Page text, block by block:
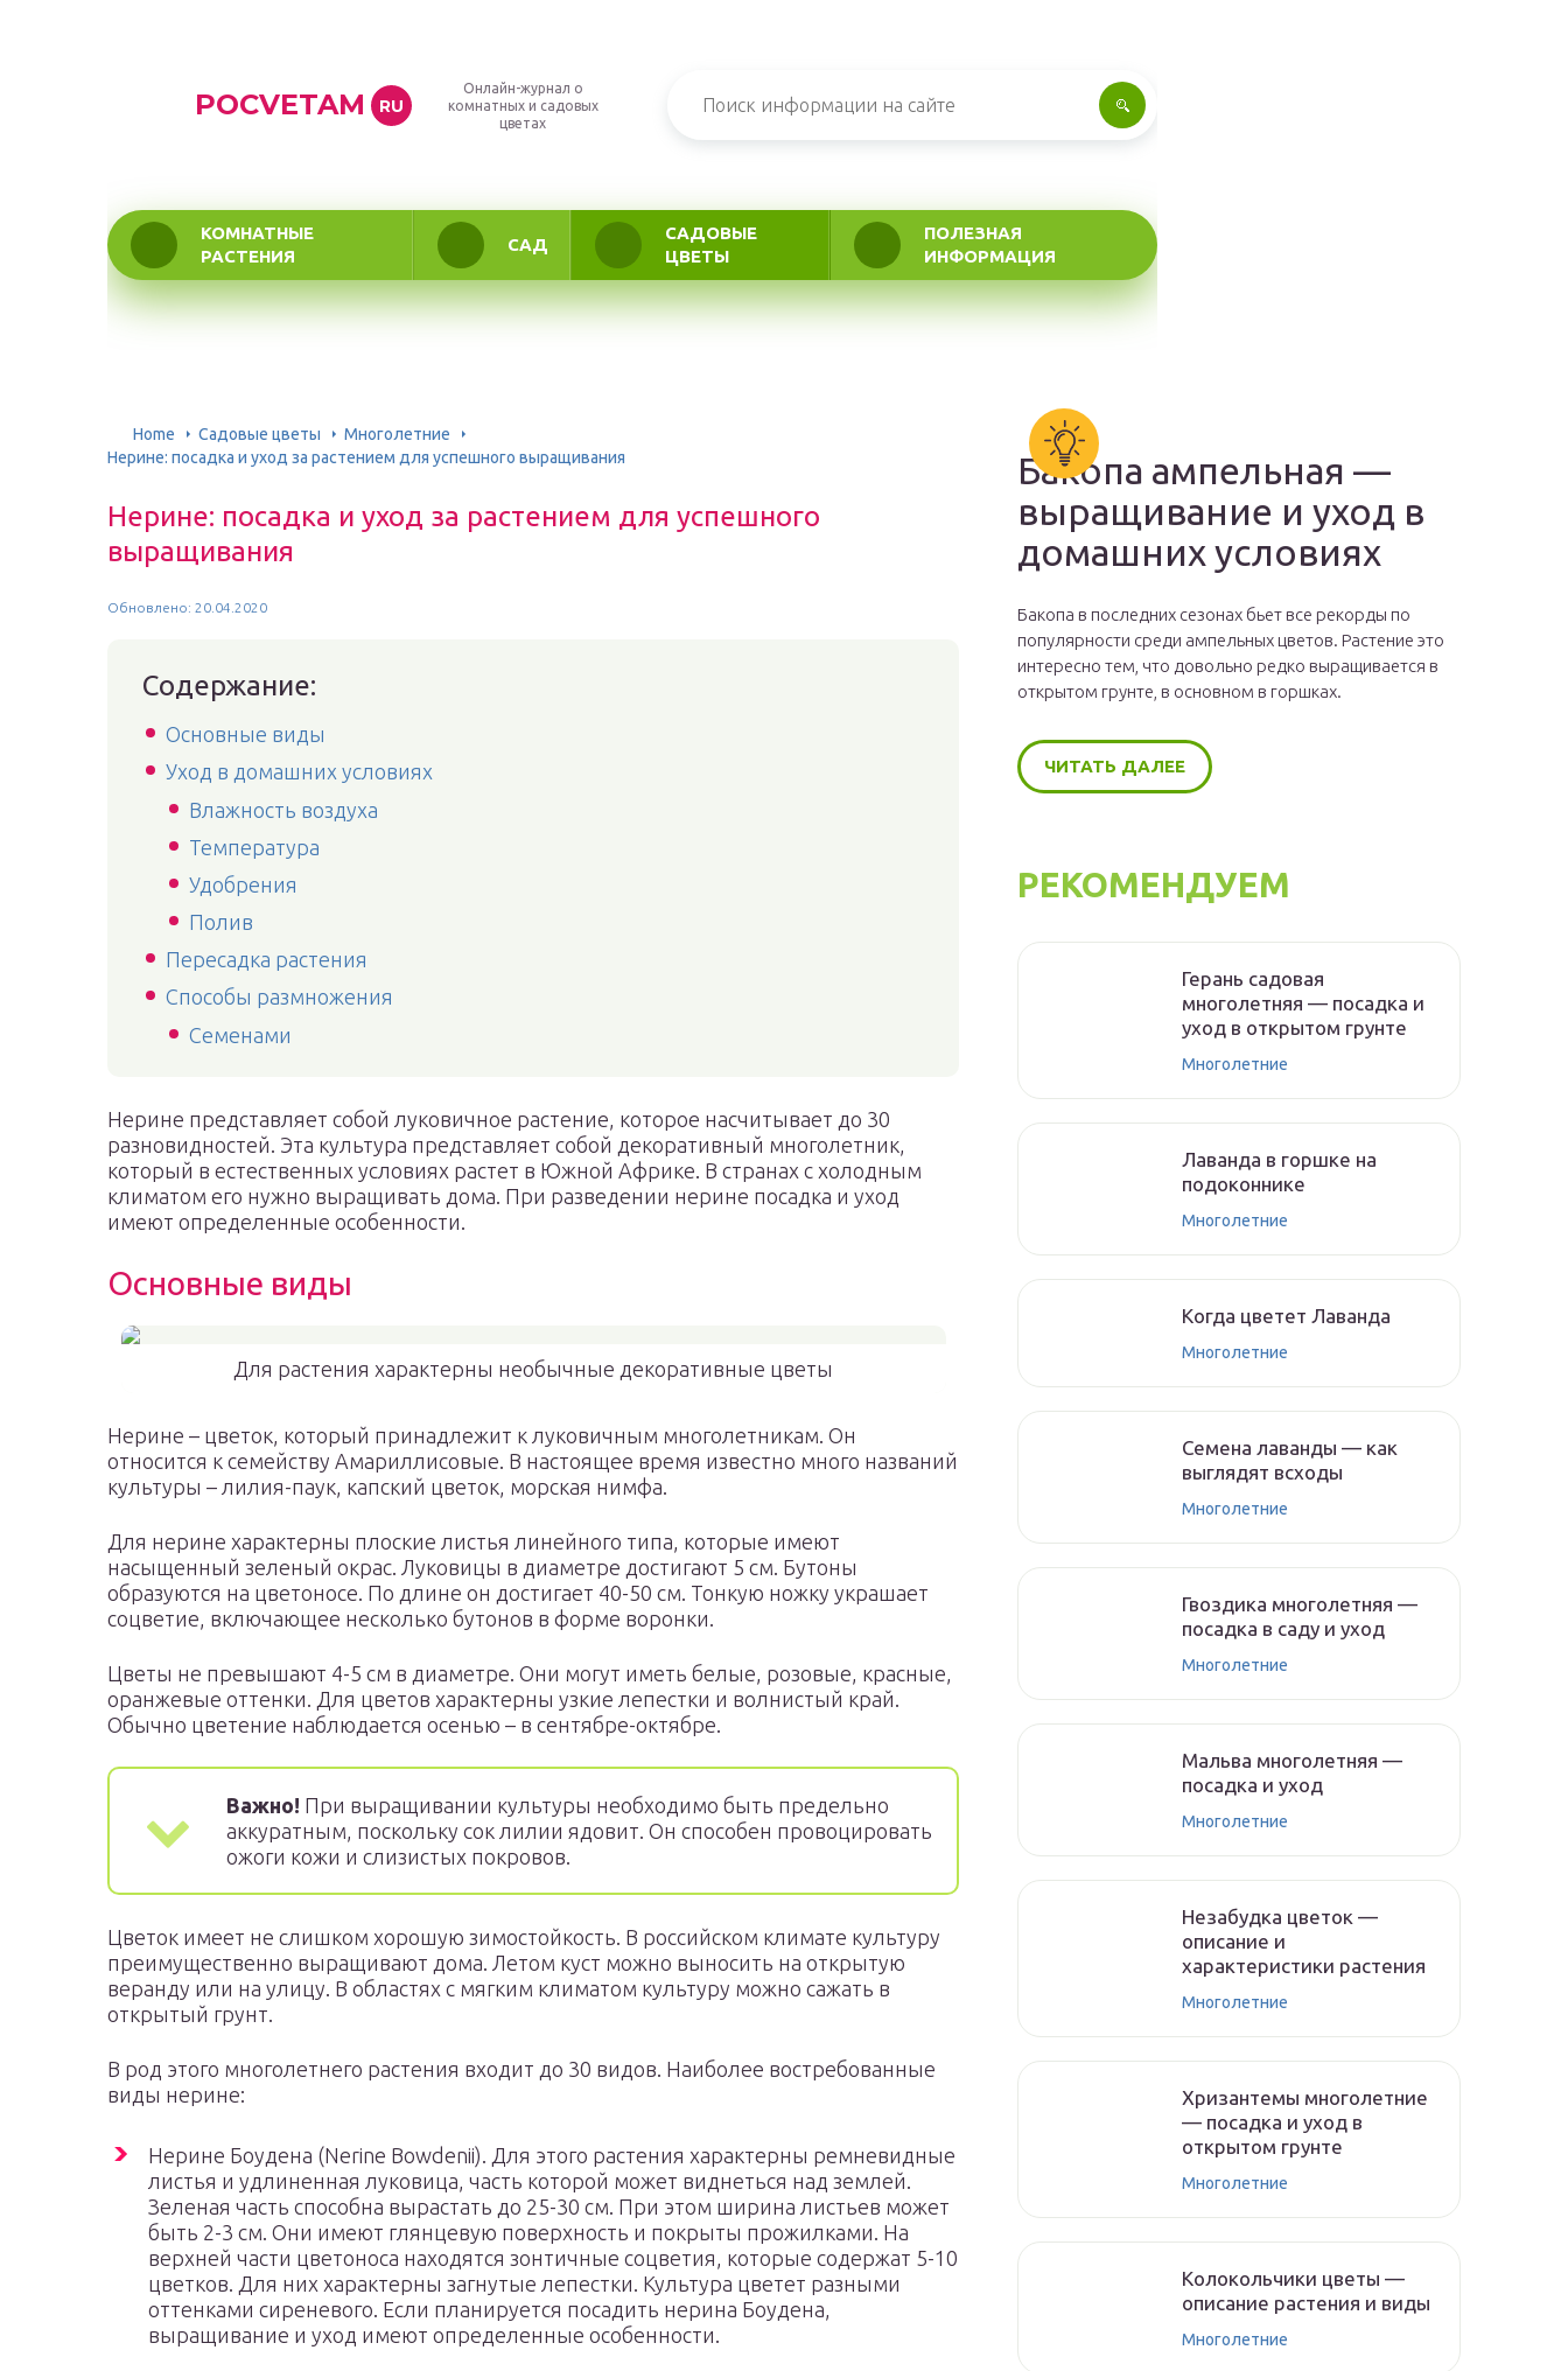
POCVETAM RU
Онлайн-журнал о
комнатных и садовых
цветах
КОМНАТНЫЕ
РАСТЕНИЯ
САД
САДОВЫЕ
ЦВЕТЫ
ПОЛЕЗНАЯ
ИНФОРМАЦИЯ
Home Садовые цветы
Многолетние
Нерине: посадка и уход за растением для успешного выращивания
Нерине: посадка и уход за растением для успешного
выращивания
Обновлено: 20.04.2020
Содержание:
Основные виды
Уход в домашних условиях
Влажность воздуха
Температура
Удобрения
Полив
Пересадка растения
Способы размножения
Семенами
Нерине представляет собой луковичное растение, которое насчитывает до 30
разновидностей. Эта культура представляет собой декоративный многолетник,
который в естественных условиях растет в Южной Африке. В странах с холодным
климатом его нужно выращивать дома. При разведении нерине посадка и уход
имеют определенные особенности.
Основные виды
Для растения характерны необычные декоративные цветы
Нерине – цветок, который принадлежит к луковичным многолетникам. Он
относится к семейству Амариллисовые. В настоящее время известно много названий
культуры – лилия-паук, капский цветок, морская нимфа.
Для нерине характерны плоские листья линейного типа, которые имеют
насыщенный зеленый окрас. Луковицы в диаметре достигают 5 см. Бутоны
образуются на цветоносе. По длине он достигает 40-50 см. Тонкую ножку украшает
соцветие, включающее несколько бутонов в форме воронки.
Цветы не превышают 4-5 см в диаметре. Они могут иметь белые, розовые, красные,
оранжевые оттенки. Для цветов характерны узкие лепестки и волнистый край.
Обычно цветение наблюдается осенью – в сентябре-октябре.
Важно! При выращивании культуры необходимо быть предельно
аккуратным, поскольку сок лилии ядовит. Он способен провоцировать
ожоги кожи и слизистых покровов.
Цветок имеет не слишком хорошую зимостойкость. В российском климате культуру
преимущественно выращивают дома. Летом куст можно выносить на открытую
веранду или на улицу. В областях с мягким климатом культуру можно сажать в
открытый грунт.
В род этого многолетнего растения входит до 30 видов. Наиболее востребованные
виды нерине:
Нерине Боудена (Nerine Bowdenii). Для этого растения характерны ремневидные
листья и удлиненная луковица, часть которой может виднеться над землей.
Зеленая часть способна вырастать до 25-30 см. При этом ширина листьев может
быть 2-3 см. Они имеют глянцевую поверхность и покрыты прожилками. На
верхней части цветоноса находятся зонтичные соцветия, которые содержат 5-10
цветков. Для них характерны загнутые лепестки. Культура цветет разными
оттенками сиреневого. Если планируется посадить нерина Боудена,
выращивание и уход имеют определенные особенности.
Бакопа ампельная —
выращивание и уход в
домашних условиях
Бакопа в последних сезонах бьет все рекорды по
популярности среди ампельных цветов. Растение это
интересно тем, что довольно редко выращивается в
открытом грунте, в основном в горшках.
ЧИТАТЬ ДАЛЕЕ
РЕКОМЕНДУЕМ
Герань садовая
многолетняя — посадка и
уход в открытом грунте
Многолетние
Лаванда в горшке на
подоконнике
Многолетние
Когда цветет Лаванда
Многолетние
Семена лаванды — как
выглядят всходы
Многолетние
Гвоздика многолетняя —
посадка в саду и уход
Многолетние
Мальва многолетняя —
посадка и уход
Многолетние
Незабудка цветок —
описание и
характеристики растения
Многолетние
Хризантемы многолетние
— посадка и уход в
открытом грунте
Многолетние
Колокольчики цветы —
описание растения и виды
Многолетние